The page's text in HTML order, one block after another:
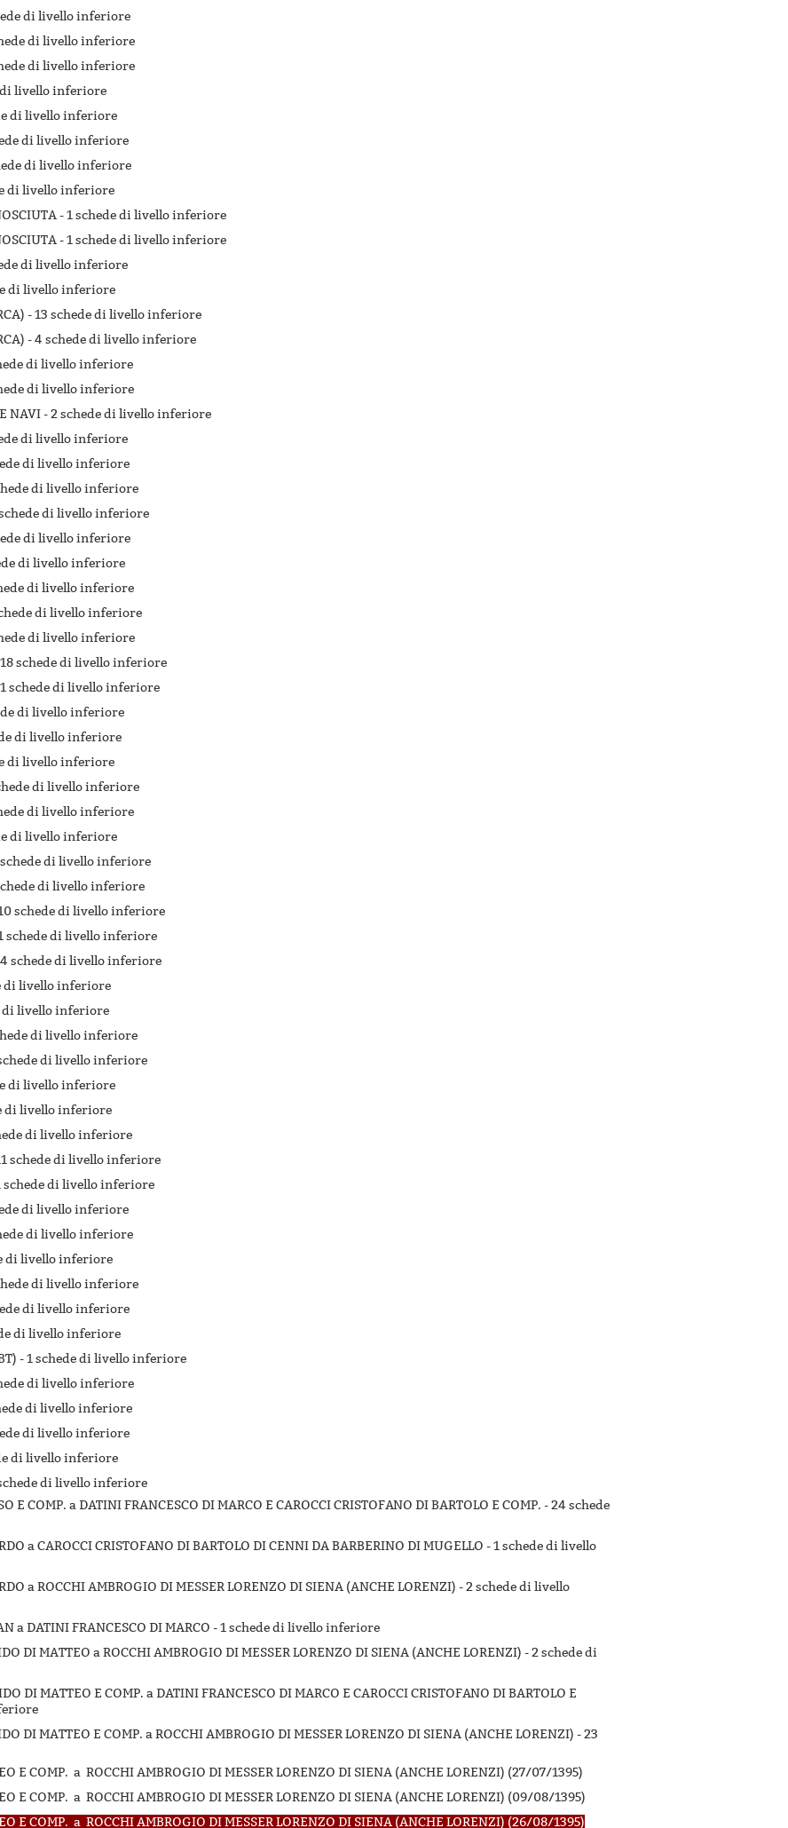
di livello inferiore
di livello inferiore
di livello inferiore
di livello inferiore
di livello inferiore
di livello inferiore
di livello inferiore
di livello inferiore
-1 schede di livello inferiore
-1 schede di livello inferiore
di livello inferiore
di livello inferiore
-13 schede di livello inferiore
-4 schede di livello inferiore
di livello inferiore
di livello inferiore
NAVI -2 schede di livello inferiore
di livello inferiore
di livello inferiore
di livello inferiore
di livello inferiore
di livello inferiore
di livello inferiore
di livello inferiore
di livello inferiore
di livello inferiore
18 schede di livello inferiore
1 schede di livello inferiore
di livello inferiore
di livello inferiore
di livello inferiore
di livello inferiore
di livello inferiore
di livello inferiore
schede di livello inferiore
di livello inferiore
schede di livello inferiore
schede di livello inferiore
4 schede di livello inferiore
di livello inferiore
di livello inferiore
di livello inferiore
di livello inferiore
di livello inferiore
di livello inferiore
di livello inferiore
schede di livello inferiore
schede di livello inferiore
di livello inferiore
di livello inferiore
di livello inferiore
di livello inferiore
di livello inferiore
di livello inferiore
-1 schede di livello inferiore
di livello inferiore
di livello inferiore
di livello inferiore
di livello inferiore
di livello inferiore
E COMP. a DATINI FRANCESCO DI MARCO E CAROCCI CRISTOFANO DI BARTOLO E COMP. -24 schede
a CAROCCI CRISTOFANO DI BARTOLO DI CENNI DA BARBERINO DI MUGELLO -1 schede di livello
a ROCCHI AMBROGIO DI MESSER LORENZO DI SIENA (ANCHE LORENZI) -2 schede di livello
a DATINI FRANCESCO DI MARCO -1 schede di livello inferiore
DI MATTEO a ROCCHI AMBROGIO DI MESSER LORENZO DI SIENA (ANCHE LORENZI) -2 schede di
DI MATTEO E COMP. a DATINI FRANCESCO DI MARCO E CAROCCI CRISTOFANO DI BARTOLO E
DI MATTEO E COMP. a ROCCHI AMBROGIO DI MESSER LORENZO DI SIENA (ANCHE LORENZI) -23
E COMP. a ROCCHI AMBROGIO DI MESSER LORENZO DI SIENA (ANCHE LORENZI) (27/07/1395)
E COMP. a ROCCHI AMBROGIO DI MESSER LORENZO DI SIENA (ANCHE LORENZI) (09/08/1395)
E COMP. a ROCCHI AMBROGIO DI MESSER LORENZO DI SIENA (ANCHE LORENZI) (26/08/1395)